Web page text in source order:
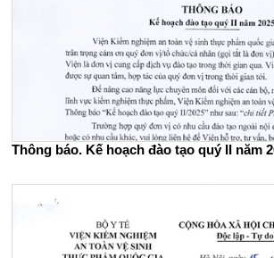
Thông báo. Kế hoạch đào tạo quý II năm